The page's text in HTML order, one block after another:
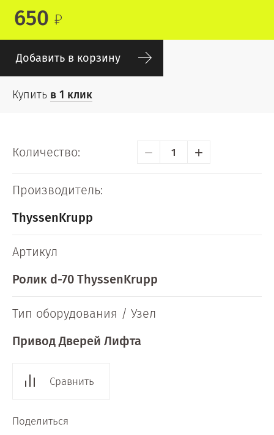
650
Добавить в корзину
Купить в 1 клик
Количество: − +
Производитель:
ThyssenKrupp
Артикул
Ролик d-70 ThyssenKrupp
Тип оборудования / Узел
Привод Дверей Лифта
Сравнить
Поделиться